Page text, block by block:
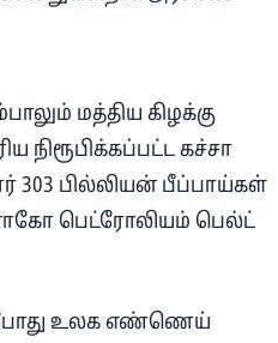
மத்திய கிழக்கு
கச்சா
303 பில்லியன் பீப்பாய்கள்
பெட்ரோலியம் பெல்ட்
உலக எண்ணெய்